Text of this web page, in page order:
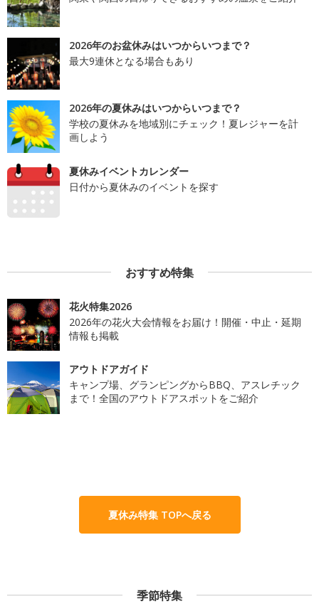
2026年のお盆休みはいつからいつまで？
最大9連休となる場合もあり
2026年の夏休みはいつからいつまで？
学校の夏休みを地域別にチェック！夏レジャーを計
画しよう
夏休みイベントカレンダー
日付から夏休みのイベントを探す
おすすめ特集
花火特集2026
2026年の花火大会情報をお届け！開催・中止・延期
情報も掲載
アウトドアガイド
キャンプ場、グランピングからBBQ、アスレチック
まで！全国のアウトドアスポットをご紹介
夏休み特集 TOPへ戻る
季節特集